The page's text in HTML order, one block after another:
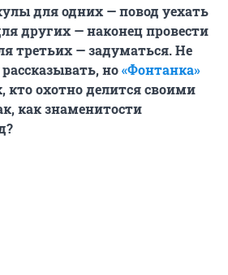
для одних — повод уехать
других — наконец провести
третьих — задуматься. Не
но«Фонтанка»
кто охотно делится своими
как знаменитости